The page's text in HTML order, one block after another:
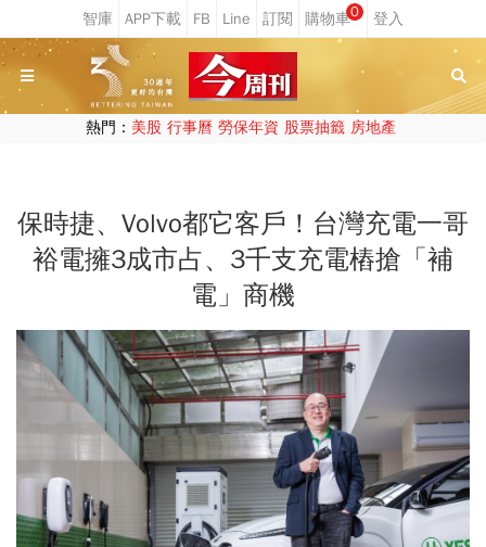
0
熱門： 美股 行事曆 勞保年資 股票抽籤 房地產
保時捷、Volvo都它客戶！台灣充電一哥
裕電擁3成市占、3千支充電樁搶「補
電」商機